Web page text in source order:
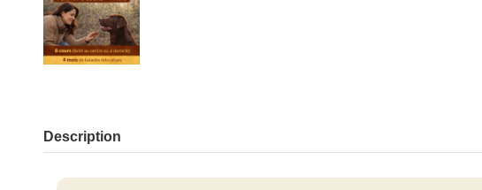
Description